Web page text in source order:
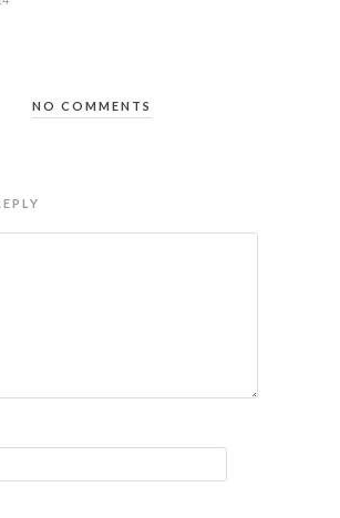
NO COMMENTS